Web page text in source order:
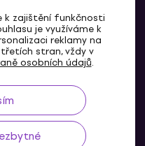
k zajištění funkčnosti
je využíváme k
reklamy na
stran, vždy v
osobních údajů.